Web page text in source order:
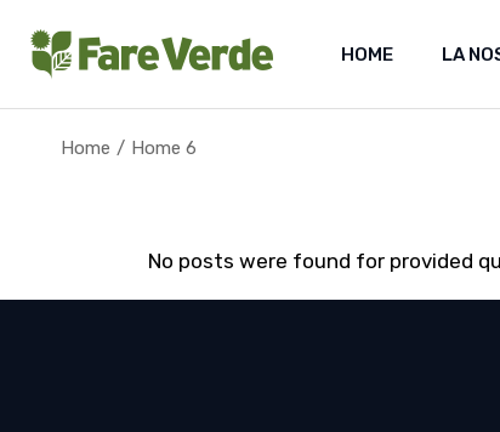
the
content
HOME LA
Home Home 6
No posts were found for provided